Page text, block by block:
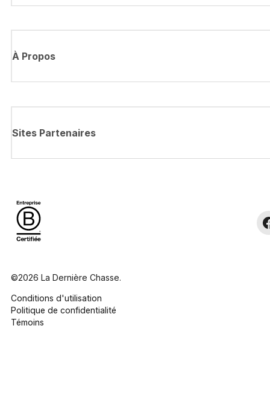
À Propos
Sites Partenaires
©2026 La Dernière Chasse.
Conditions d'utilisation
Politique de confidentialité
Témoins